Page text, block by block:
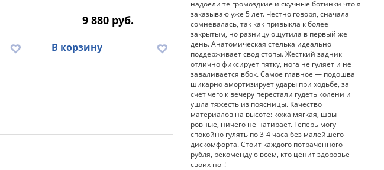
9 880 руб.
В корзину
9 880 руб.
В корзину
надоели те громоздкие и скучные ботинки что я
заказываю уже 5 лет. Честно говоря, сначала
сомневалась, так как привыкла к более
закрытым, но разницу ощутила в первый же
день. Анатомическая стелька идеально
поддерживает свод стопы. Жесткий задник
отлично фиксирует пятку, нога не гуляет и не
заваливается вбок. Самое главное — подошва
шикарно амортизирует удары при ходьбе, за
счет чего к вечеру перестали гудеть колени и
ушла тяжесть из поясницы. Качество
материалов на высоте: кожа мягкая, швы
ровные, ничего не натирает. Теперь могу
спокойно гулять по 3-4 часа без малейшего
дискомфорта. Стоит каждого потраченного
рубля, рекомендую всем, кто ценит здоровье
своих ног!